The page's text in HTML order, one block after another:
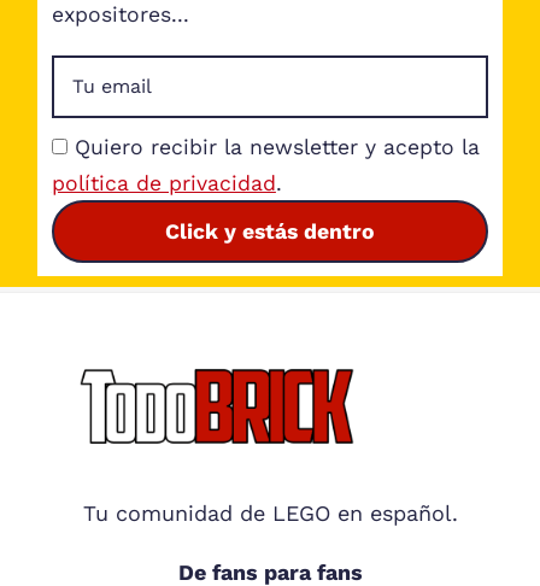
expositores...
Quiero recibir la newsletter y acepto la
política de privacidad.
Click y estás dentro
Footer
Tu comunidad de LEGO en español.
De fans para fans